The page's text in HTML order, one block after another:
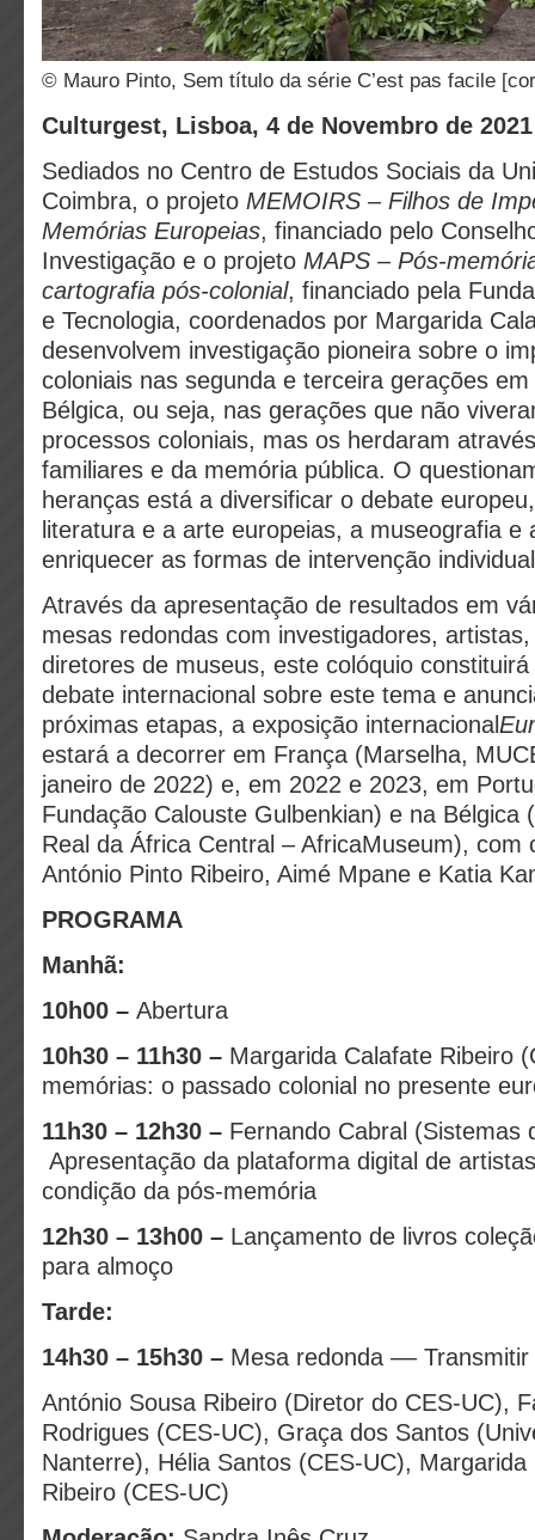
© Mauro Pinto, Sem título da série C’est pas facile
Culturgest, Lisboa, 4 de Novembro de 2021
Sediados no Centro de Estudos Sociais da
Coimbra, o projeto MEMOIRS – Filhos de
Memórias Europeias, financiado pelo
Investigação e o projeto MAPS – Pós-
cartografia pós-colonial, financiado pela
e Tecnologia, coordenados por Margarida
desenvolvem investigação pioneira sobre o
coloniais nas segunda e terceira gerações
Bélgica, ou seja, nas gerações que não
processos coloniais, mas os herdaram
familiares e da memória pública. O
heranças está a diversificar o debate
literatura e a arte europeias, a museografia e
enriquecer as formas de intervenção
Através da apresentação de resultados em
mesas redondas com investigadores,
diretores de museus, este colóquio
debate internacional sobre este tema e
próximas etapas, a exposição internacional
estará a decorrer em França (Marselha,
janeiro de 2022) e, em 2022 e 2023, em
Fundação Calouste Gulbenkian) e na Bélgica
Real da África Central – AfricaMuseum), com
António Pinto Ribeiro, Aimé Mpane e Katia
PROGRAMA
Manhã:
10h00 – Abertura
10h30 – 11h30 – Margarida Calafate Ribeiro
memórias: o passado colonial no presente
11h30 – 12h30 – Fernando Cabral (Sistemas
Apresentação da plataforma digital de
condição da pós-memória
12h30 – 13h00 – Lançamento de livros
para almoço
Tarde:
14h30 – 15h30 – Mesa redonda ––
António Sousa Ribeiro (Diretor do CES-UC),
Rodrigues (CES-UC), Graça dos Santos
Nanterre), Hélia Santos (CES-UC), Margarida
Ribeiro (CES-UC)